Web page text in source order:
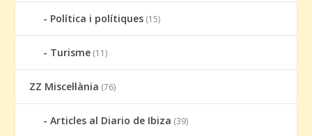
Política i polítiques (15)
Turisme (11)
ZZ Miscel·lània (76)
Articles al Diario de Ibiza (39)